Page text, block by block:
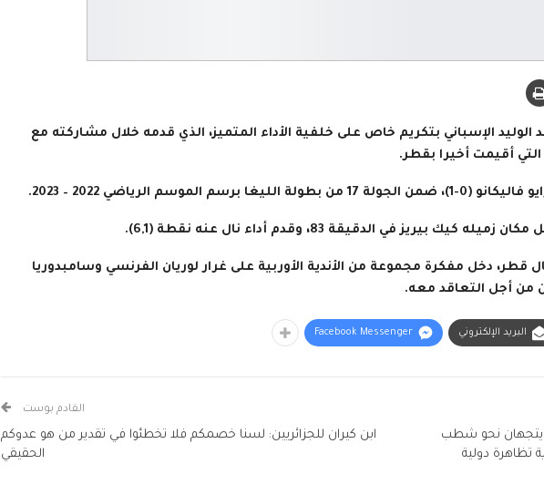
الوليد الإسباني بتكريم خاص على خلفية الأداء المتميز، الذي قدمه خلال مشاركته مع
أقيمت أخيرا بقطر.
الرياضي 2022 – 2023.
في الدقيقة 83، وقدم أداء نال عنه نقطة (6,1).
قطر، دخل مفكرة مجموعة من الأندية الأوربية على غرار لوريان الفرنسي وسامبدوريا
من أجل التعاقد معه.
البريد الإلكتروني Facebook Messenger
يتجهان نحو شطب
تظاهرة دولية
القادم بوست
ابن كيران للجزائريين: لسنا خصمكم فلا تخطئوا في تقدير من هو عدوكم
الحقيقي